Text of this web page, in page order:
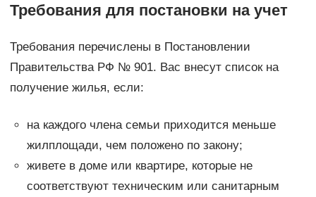
Требования для постановки на учет
Требования перечислены в Постановлении
Правительства РФ № 901. Вас внесут список на
получение жилья, если:
на каждого члена семьи приходится меньше
жилплощади, чем положено по закону;
живете в доме или квартире, которые не
соответствуют техническим или санитарным